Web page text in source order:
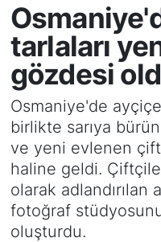
tarlaları
gözdesi
Osmaniye'de
birlikte sarıya
ve yeni evlenen
haline geldi.
olarak adlandırılan
fotoğraf
oluşturdu.
SPOR
GÜNÜN
DÜNYA
KÜLTÜR - SANAT
MAGAZİN
SAĞLIK
Mersin Namaz
Mersin Trafik
Süper Lig Puan
Tüm Manşetler
Son Dakika
Haber Arşivi